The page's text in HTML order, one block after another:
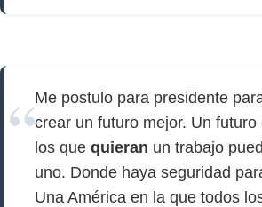
Me postulo para presidente
crear un futuro mejor. Un
los que quieran un trabajo
uno. Donde haya seguridad
Una América en la que todos